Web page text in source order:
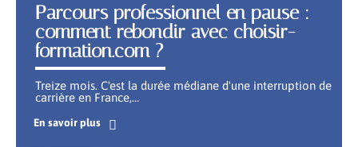
Parcours professionnel en pause :
comment rebondir avec choisir-
formation.com ?
Treize mois. C'est la durée médiane d'une interruption de
carrière en France,…
En savoir plus